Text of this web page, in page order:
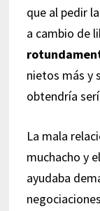
que al pedir
a cambio de
nietos más y
obtendría
La mala
muchacho y
ayudaba